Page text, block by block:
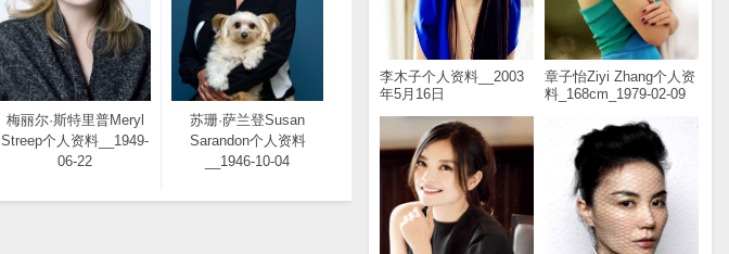
李木子个人资料__2003
年5月16日
章子怡Ziyi Zhang个人资
料_168cm_1979-02-09
梅丽尔·斯特里普Meryl
Streep个人资料__1949-
06-22
苏珊·萨兰登Susan
Sarandon个人资料
__1946-10-04